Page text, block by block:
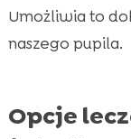
Umożliwia to
naszego pupila.
Opcje